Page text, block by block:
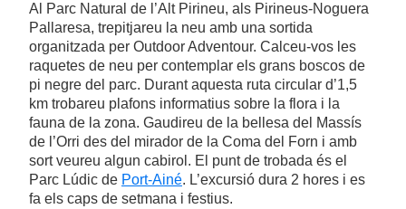
Al Parc Natural de l’Alt Pirineu, als Pirineus-Noguera
Pallaresa, trepitjareu la neu amb una sortida
organitzada per Outdoor Adventour. Calceu-vos les
raquetes de neu per contemplar els grans boscos de
pi negre del parc. Durant aquesta ruta circular d’1,5
km trobareu plafons informatius sobre la flora i la
fauna de la zona. Gaudireu de la bellesa del Massís
de l’Orri des del mirador de la Coma del Forn i amb
sort veureu algun cabirol. El punt de trobada és el
Parc Lúdic de Port-Ainé. L’excursió dura 2 hores i es
fa els caps de setmana i festius.